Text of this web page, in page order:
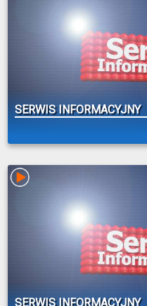
SERWIS INFORMACYJNY
SERWIS INFORMACYJNY